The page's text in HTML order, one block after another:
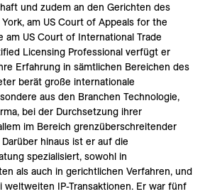
und zudem an den Gerichten des
am US Court of Appeals for the
am US Court of International Trade
Licensing Professional verfügt er
Erfahrung in sämtlichen Bereichen des
berät große internationale
aus den Branchen Technologie,
bei der Durchsetzung ihrer
im Bereich grenzüberschreitender
hinaus ist er auf die
spezialisiert, sowohl in
als auch in gerichtlichen Verfahren, und
weltweiten IP-Transaktionen. Er war fünf